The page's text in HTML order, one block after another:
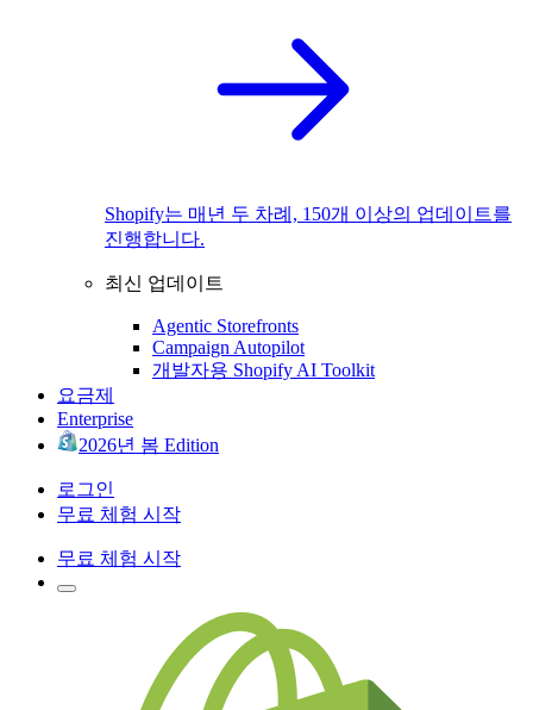
Shopify는 매년 두 차례, 150개 이상의 업데이트를
진행합니다.
최신 업데이트
Agentic Storefronts
Campaign Autopilot
개발자용 Shopify AI Toolkit
요금제
Enterprise
2026년 봄 Edition
로그인
무료 체험 시작
무료 체험 시작